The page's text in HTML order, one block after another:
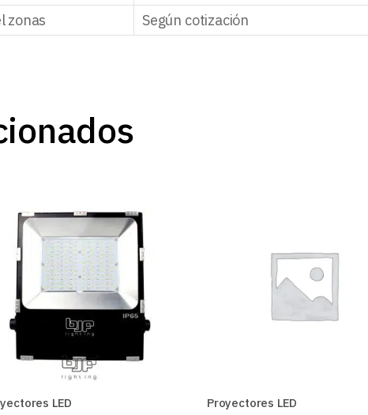
zonas
Según cotización
LED Proyectores LED